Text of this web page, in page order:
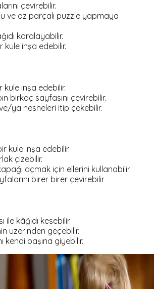
çevirebilir.
ve az parçalı puzzle yapmaya
karalayabilir.
kule inşa edebilir.
kule inşa edebilir.
birkaç sayfasını çevirebilir.
ya nesneleri itip çekebilir.
kule inşa edebilir.
çizebilir.
açmak için ellerini kullanabilir.
birer birer çevirebilir
ile kâğıdı kesebilir.
üzerinden geçebilir.
kendi başına giyebilir.